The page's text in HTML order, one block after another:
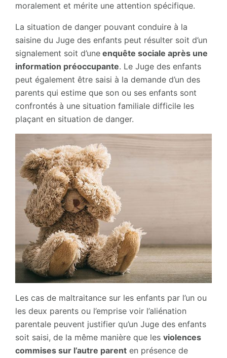
moralement et mérite une attention spécifique.
La situation de danger pouvant conduire à la
saisine du Juge des enfants peut résulter soit d’un
signalement soit d’uneenquête sociale après une
information préoccupante. Le Juge des enfants
peut également être saisi à la demande d’un des
parents qui estime que son ou ses enfants sont
confrontés à une situation familiale difficile les
plaçant en situation de danger.
Les cas de maltraitance sur les enfants par l’un ou
les deux parents ou l’emprise voir l’aliénation
parentale peuvent justifier qu’un Juge des enfants
soit saisi, de la même manière que les violences
commises sur l’autre parenten présence de